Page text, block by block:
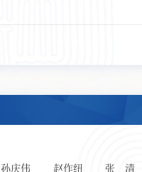
孙庆伟 赵作纽 张 清